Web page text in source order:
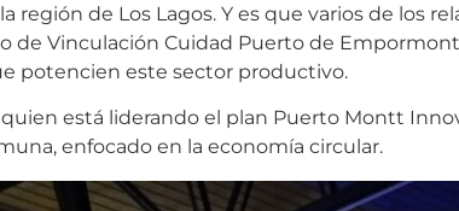
de Los Lagos. Y es que varios de los
de Vinculación Cuidad Puerto de
potencien este sector productivo.
está liderando el plan Puerto Montt
enfocado en la economía circular.